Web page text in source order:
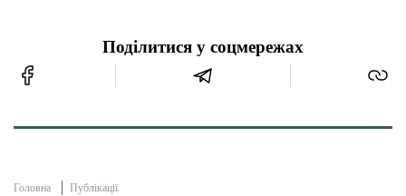
Поділитися у соцмережах
Головна Публікації